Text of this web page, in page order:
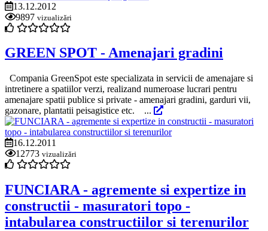
13.12.2012
9897 vizualizări
GREEN SPOT - Amenajari gradini
Compania GreenSpot este specializata in servicii de amenajare si
intretinere a spatiilor verzi, realizand numeroase lucrari pentru
amenajare spatii publice si private - amenajari gradini, garduri vii,
gazonare, plantatii peisagistice etc. ...
16.12.2011
12773 vizualizări
FUNCIARA - agremente si expertize in
constructii - masuratori topo -
intabularea constructiilor si terenurilor